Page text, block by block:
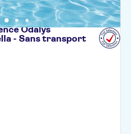
Odalys
- Sans transport